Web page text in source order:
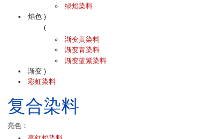
焰色
绿焰染料
)
渐变
(
渐变黄染料
渐变青染料
渐变蓝紫染料
)
彩虹染料
复合染料
亮色：